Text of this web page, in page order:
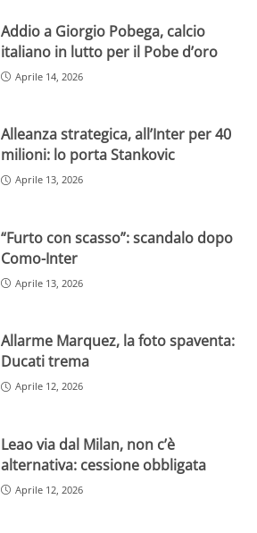
Addio a Giorgio Pobega, calcio
italiano in lutto per il Pobe d’oro
Aprile 14, 2026
Alleanza strategica, all’Inter per 40
milioni: lo porta Stankovic
Aprile 13, 2026
“Furto con scasso”: scandalo dopo
Como-Inter
Aprile 13, 2026
Allarme Marquez, la foto spaventa:
Ducati trema
Aprile 12, 2026
Leao via dal Milan, non c’è
alternativa: cessione obbligata
Aprile 12, 2026